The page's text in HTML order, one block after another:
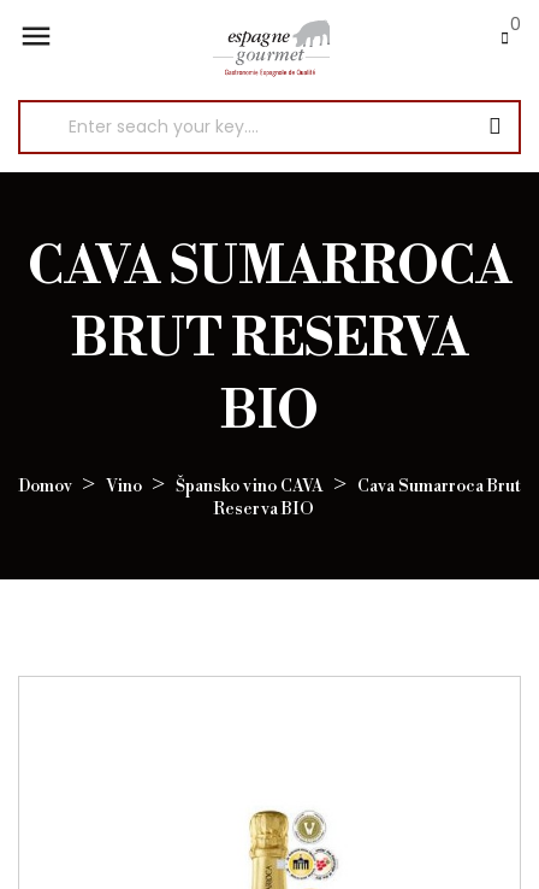
 0
CAVA SUMARROCA
BRUT RESERVA
BIO
Domov Vino Špansko vino CAVA
Cava Sumarroca Brut
Reserva BIO